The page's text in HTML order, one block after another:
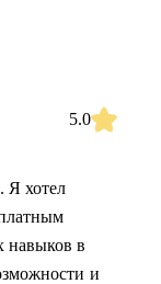
5.0
Я хотел
навыков в
и